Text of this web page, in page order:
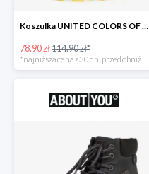
Koszulka UNITED COLORS OF BENETTON
78.90 zł114.90 zł*
*najniższa cena z 30 dni przed obniżką